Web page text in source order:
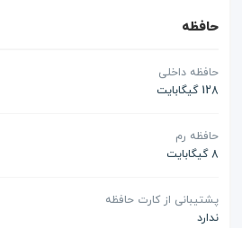
حافظه
حافظه داخلی
128 گیگابایت
حافظه رم
8 گیگابایت
پشتیبانی از کارت حافظه
ندارد